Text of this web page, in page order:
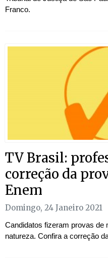
Franco.
TV Brasil:
correção da
Enem
Domingo, 24 Janeiro 2021
Candidatos fizeram provas de
natureza. Confira a correção